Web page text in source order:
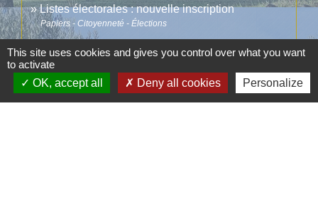
Listes électorales : nouvelle inscription
Papiers - Citoyenneté - Élections
déménagement
Papiers - Citoyenneté - Élections
This site uses cookies and gives you control over what you want
to activate
OK, accept all
Deny all cookies Personalize